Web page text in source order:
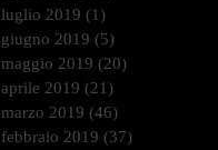
luglio 2019 (1)
giugno 2019 (5)
maggio 2019 (20)
aprile 2019 (21)
marzo 2019 (46)
febbraio 2019 (37)